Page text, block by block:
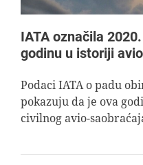
IATA označila
godinu u istoriji
Podaci IATA o padu
pokazuju da je ova
civilnog avio-